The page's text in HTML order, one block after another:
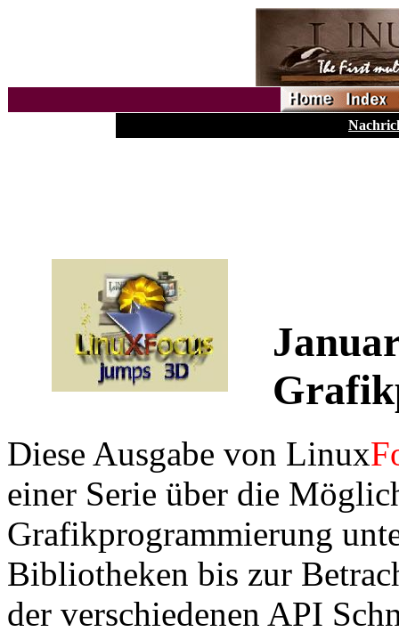
Diese Ausgabe von Linux
einer Serie über die
Grafikprogrammierung
Bibliotheken bis zur
der verschiedenen API